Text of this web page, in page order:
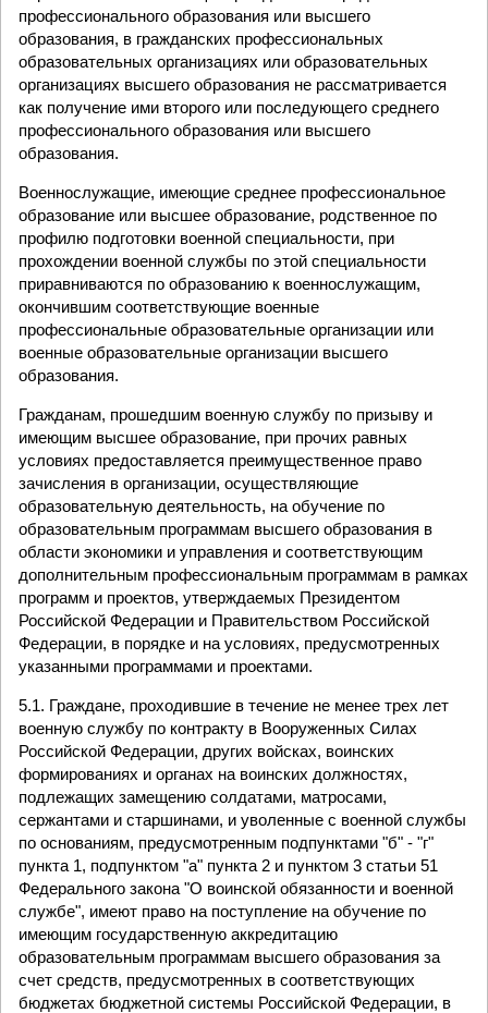
профессионального образования или высшего
образования, в гражданских профессиональных
образовательных организациях или образовательных
организациях высшего образования не рассматривается
как получение ими второго или последующего среднего
профессионального образования или высшего
образования.
Военнослужащие, имеющие среднее профессиональное
образование или высшее образование, родственное по
профилю подготовки военной специальности, при
прохождении военной службы по этой специальности
приравниваются по образованию к военнослужащим,
окончившим соответствующие военные
профессиональные образовательные организации или
военные образовательные организации высшего
образования.
Гражданам, прошедшим военную службу по призыву и
имеющим высшее образование, при прочих равных
условиях предоставляется преимущественное право
зачисления в организации, осуществляющие
образовательную деятельность, на обучение по
образовательным программам высшего образования в
области экономики и управления и соответствующим
дополнительным профессиональным программам в рамках
программ и проектов, утверждаемых Президентом
Российской Федерации и Правительством Российской
Федерации, в порядке и на условиях, предусмотренных
указанными программами и проектами.
5.1. Граждане, проходившие в течение не менее трех лет
военную службу по контракту в Вооруженных Силах
Российской Федерации, других войсках, воинских
формированиях и органах на воинских должностях,
подлежащих замещению солдатами, матросами,
сержантами и старшинами, и уволенные с военной службы
по основаниям, предусмотренным подпунктами "б" - "г"
пункта 1, подпунктом "а" пункта 2 и пунктом 3 статьи 51
Федерального закона "О воинской обязанности и военной
службе", имеют право на поступление на обучение по
имеющим государственную аккредитацию
образовательным программам высшего образования за
счет средств, предусмотренных в соответствующих
бюджетах бюджетной системы Российской Федерации, в